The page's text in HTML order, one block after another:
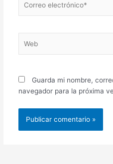
electrónico*
Guarda mi nombre,
navegador para la próxima